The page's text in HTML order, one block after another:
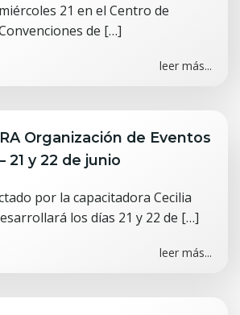
21 en el Centro de
de […]
leer más...
Organización de Eventos
21 y 22 de junio
por la capacitadora Cecilia
los días 21 y 22 de […]
leer más...